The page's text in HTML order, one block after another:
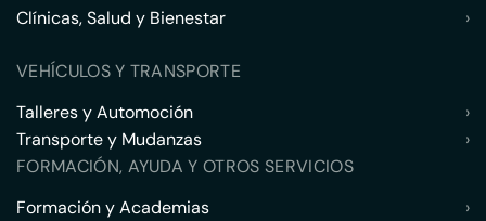
Clínicas, Salud y Bienestar
›
VEHÍCULOS Y TRANSPORTE
Talleres y Automoción
›
Transporte y Mudanzas
›
FORMACIÓN, AYUDA Y OTROS SERVICIOS
Formación y Academias
›